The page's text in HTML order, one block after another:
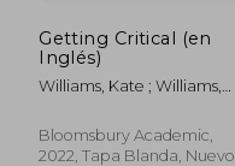
Getting Critical (en
Inglés)
Williams, Kate ; Williams,
Bloomsbury Academic,
2022, Tapa Blanda, Nuevo